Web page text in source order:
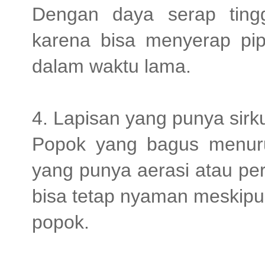
Dengan daya serap
karena bisa menyerap
dalam waktu lama.
4. Lapisan yang punya
Popok yang bagus
yang punya aerasi atau
bisa tetap nyaman
popok.